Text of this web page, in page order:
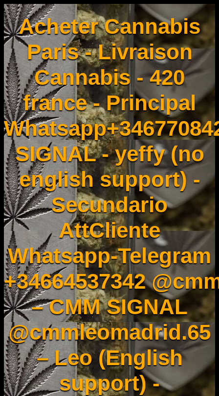
Acheter Cannabis
Paris - Livraison
Cannabis - 420
france - Principal
SIGNAL - yeffy (no
english support) -
Secundario
AttCliente
Whatsapp-Telegram
+34664537342
– CMM SIGNAL
@cmmleomadrid.65
– Leo (English
support) -